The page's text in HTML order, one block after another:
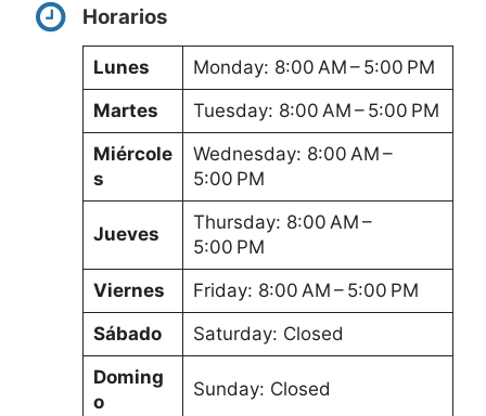
Horarios
Lunes
Monday: 8:00 AM – 5:00 PM
Martes
Tuesday: 8:00 AM – 5:00 PM
Miércole
s
Wednesday: 8:00 AM –
5:00 PM
Jueves
Thursday: 8:00 AM –
5:00 PM
Viernes
Friday: 8:00 AM – 5:00 PM
Sábado
Saturday: Closed
Doming
o
Sunday: Closed